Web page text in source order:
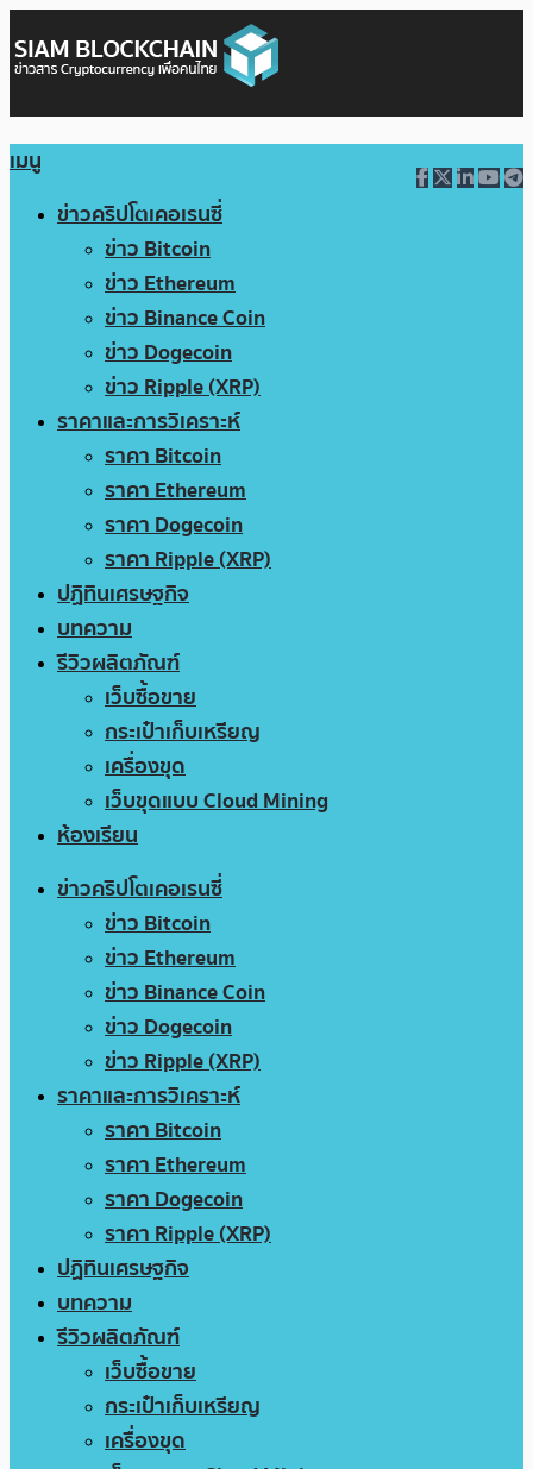
เมนู
ข่าวคริปโตเคอเรนซี่
ข่าว Bitcoin
ข่าว Ethereum
ข่าว Binance Coin
ข่าว Dogecoin
ข่าว Ripple (XRP)
ราคาและการวิเคราะห์
ราคา Bitcoin
ราคา Ethereum
ราคา Dogecoin
ราคา Ripple (XRP)
ปฏิทินเศรษฐกิจ
บทความ
รีวิวผลิตภัณฑ์
เว็บซื้อขาย
กระเป๋าเก็บเหรียญ
เครื่องขุด
เว็บขุดแบบ Cloud Mining
ห้องเรียน
ข่าวคริปโตเคอเรนซี่
ข่าว Bitcoin
ข่าว Ethereum
ข่าว Binance Coin
ข่าว Dogecoin
ข่าว Ripple (XRP)
ราคาและการวิเคราะห์
ราคา Bitcoin
ราคา Ethereum
ราคา Dogecoin
ราคา Ripple (XRP)
ปฏิทินเศรษฐกิจ
บทความ
รีวิวผลิตภัณฑ์
เว็บซื้อขาย
กระเป๋าเก็บเหรียญ
เครื่องขุด